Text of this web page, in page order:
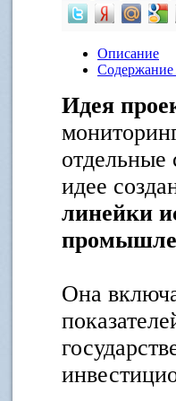
Описание
Содержание
Идея
идее
линейки
Она